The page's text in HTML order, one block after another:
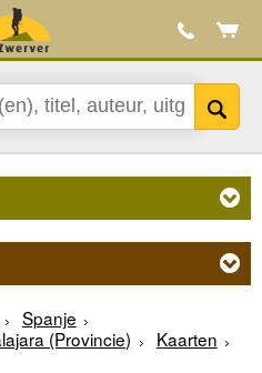
Spanje
(Provincie)
Kaarten